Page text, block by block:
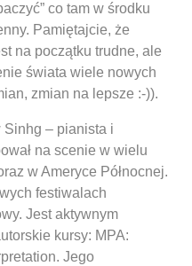
co tam w środku
Pamiętajcie, że
na początku trudne, ale
świata wiele nowych
zmian na lepsze :-)).
Sinhg – pianista i
na scenie w wielu
w Ameryce Północnej.
festiwalach
Jest aktywnym
kursy: MPA:
Jego